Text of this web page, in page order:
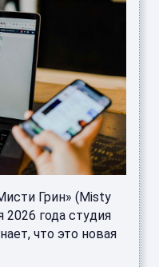
Грин» (Misty
2026 года студия
что это новая